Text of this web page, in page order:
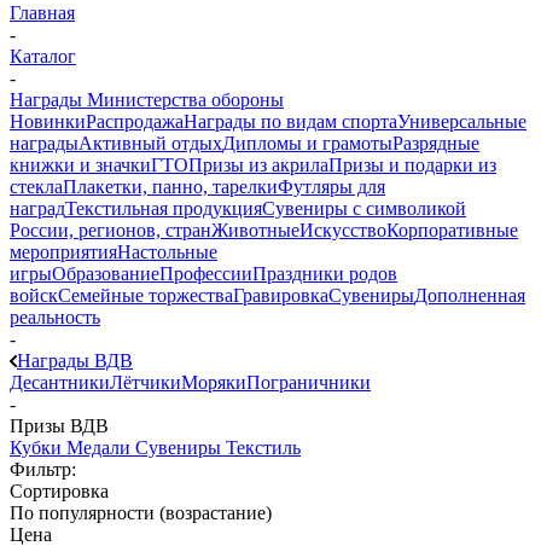
Главная
-
Каталог
-
Награды Министерства обороны
НовинкиРаспродажаНаграды по видам спортаУниверсальные
наградыАктивный отдыхДипломы и грамотыРазрядные
книжки и значкиГТОПризы из акрилаПризы и подарки из
стеклаПлакетки, панно, тарелкиФутляры для
наградТекстильная продукцияСувениры с символикой
России, регионов, странЖивотныеИскусствоКорпоративные
мероприятияНастольные
игрыОбразованиеПрофессииПраздники родов
войскСемейные торжестваГравировкаСувенирыДополненная
реальность
-
Награды ВДВ
ДесантникиЛётчикиМорякиПограничники
-
Призы ВДВ
Кубки Медали Сувениры Текстиль
Фильтр:
Сортировка
По популярности (возрастание)
Цена